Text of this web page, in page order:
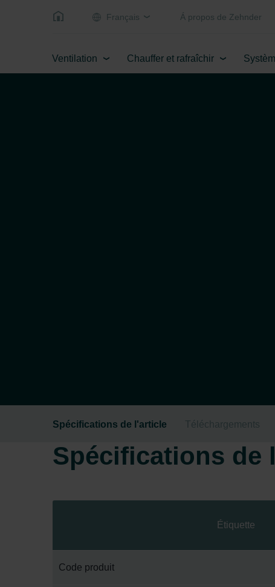
Français Á propos de Zehnder
Ventilation Chauffer et rafraîchir
Spécifications de l'article Téléchargements
Spécifications de
Étiquette
Code produit